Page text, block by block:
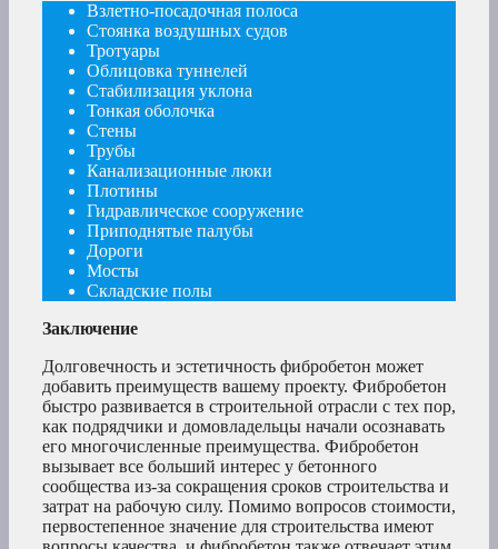
Взлетно-посадочная полоса
Стоянка воздушных судов
Тротуары
Облицовка туннелей
Стабилизация уклона
Тонкая оболочка
Стены
Трубы
Канализационные люки
Плотины
Гидравлическое сооружение
Приподнятые палубы
Дороги
Мосты
Складские полы
Заключение
Долговечность и эстетичность фибробетон может
добавить преимуществ вашему проекту. Фибробетон
быстро развивается в строительной отрасли с тех пор,
как подрядчики и домовладельцы начали осознавать
его многочисленные преимущества. Фибробетон
вызывает все больший интерес у бетонного
сообщества из-за сокращения сроков строительства и
затрат на рабочую силу. Помимо вопросов стоимости,
первостепенное значение для строительства имеют